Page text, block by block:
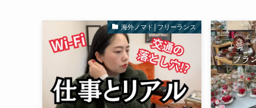
海外ノマド│フリーランス